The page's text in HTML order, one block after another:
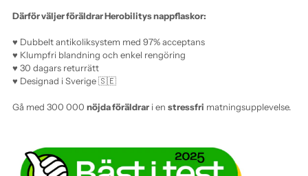
Därför väljer föräldrar Herobilitys nappflaskor:
♥ Dubbelt antikoliksystem med 97% acceptans
♥ Klumpfri blandning och enkel rengöring
♥ 30 dagars returrätt
♥ Designad i Sverige 🇸🇪
Gå med 300 000 nöjda föräldrar i en stressfri matningsupplevelse.